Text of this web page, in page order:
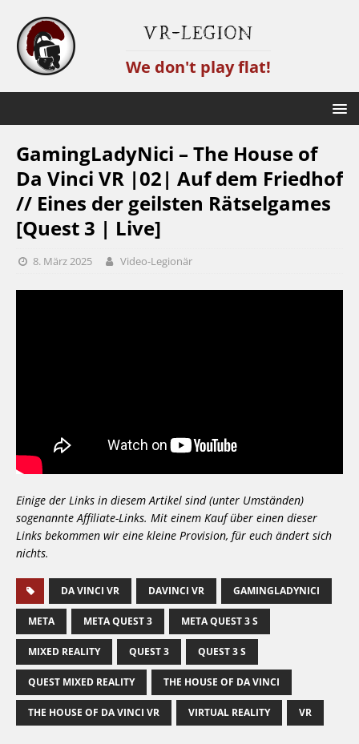
VR-Legion
We don't play flat!
GamingLadyNici – The House of
Da Vinci VR |02| Auf dem Friedhof
// Eines der geilsten Rätselgames
[Quest 3 | Live]
8. März 2025 Video-Legionär
Einige der Links in diesem Artikel sind (unter Umständen)
sogenannte Affiliate-Links. Mit einem Kauf über einen dieser
Links bekommen wir eine kleine Provision, für euch ändert sich
nichts.
DA VINCI VR DAVINCI VR GAMINGLADYNICI
META META QUEST 3 META QUEST 3 S
MIXED REALITY QUEST 3 QUEST 3 S
QUEST MIXED REALITY THE HOUSE OF DA VINCI
THE HOUSE OF DA VINCI VR VIRTUAL REALITY VR